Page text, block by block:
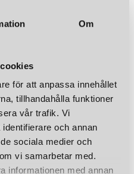
Om
för att anpassa innehållet
tillhandahålla funktioner
vår trafik. Vi
och annan
sociala medier och
vi samarbetar med.
informationen med annan